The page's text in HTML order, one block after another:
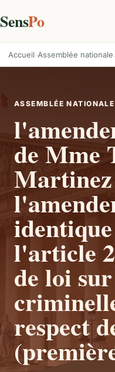
SensPo
Accueil Assemblée nationale
ASSEMBLÉE
de Mme
l'article
de loi
respect